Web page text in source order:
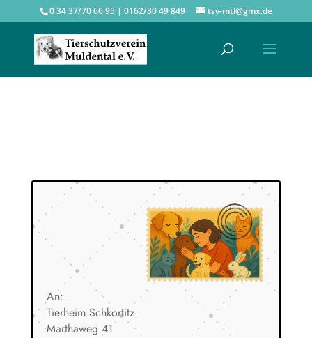
0 34 37/70 66 95 | 0162/30 49 849 tsv-mtl@gmx.de
An:
Tierheim Schkortitz
Marthaweg 41